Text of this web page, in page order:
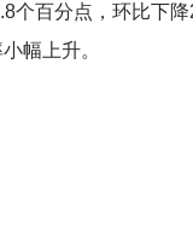
个百分点，环比下降
幅上升。